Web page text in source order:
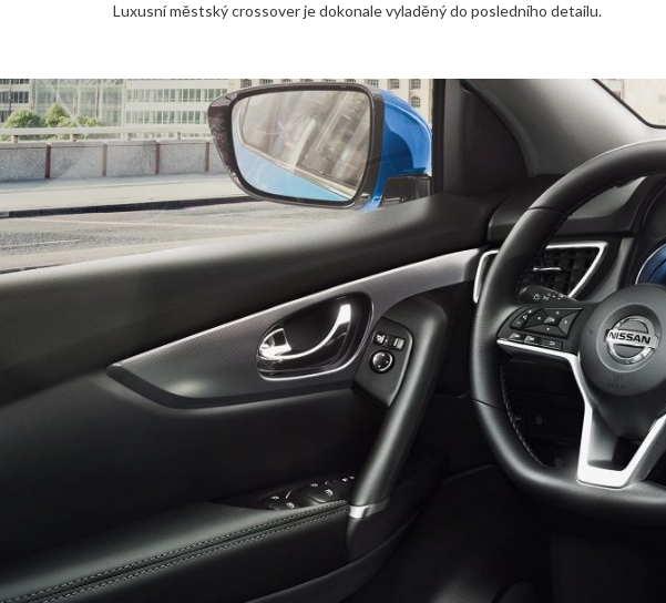
Luxusní městský crossover je dokonale vyladěný do posledního detailu.